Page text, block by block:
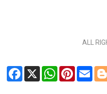
ALL
Facebook
X WhatsApp
Pinterest